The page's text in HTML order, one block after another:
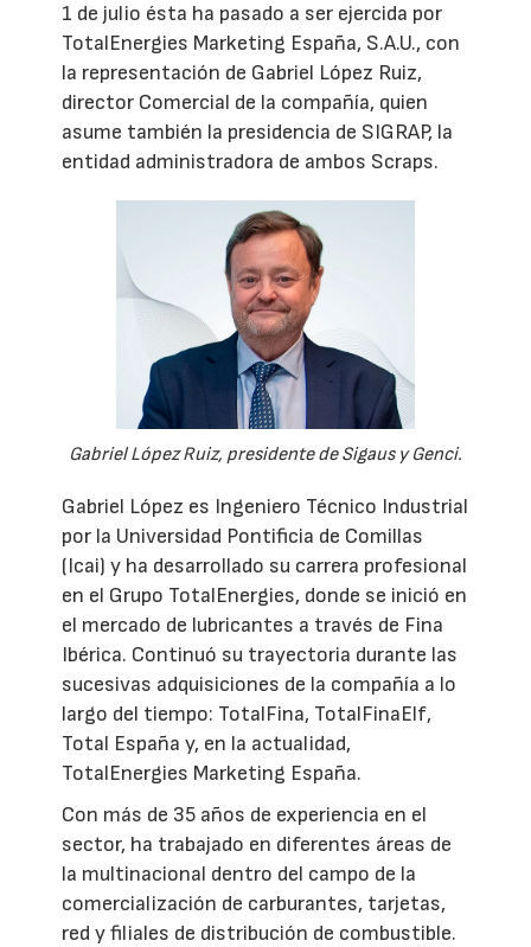
1 de julio ésta ha pasado a ser ejercida por
TotalEnergies Marketing España, S.A.U., con
la representación de Gabriel López Ruiz,
director Comercial de la compañía, quien
asume también la presidencia de SIGRAP, la
entidad administradora de ambos Scraps.
Gabriel López Ruiz, presidente de Sigaus y Genci.
Gabriel López es Ingeniero Técnico Industrial
por la Universidad Pontificia de Comillas
(Icai) y ha desarrollado su carrera profesional
en el Grupo TotalEnergies, donde se inició en
el mercado de lubricantes a través de Fina
Ibérica. Continuó su trayectoria durante las
sucesivas adquisiciones de la compañía a lo
largo del tiempo: TotalFina, TotalFinaElf,
Total España y, en la actualidad,
TotalEnergies Marketing España.
Con más de 35 años de experiencia en el
sector, ha trabajado en diferentes áreas de
la multinacional dentro del campo de la
comercialización de carburantes, tarjetas,
red y filiales de distribución de combustible.